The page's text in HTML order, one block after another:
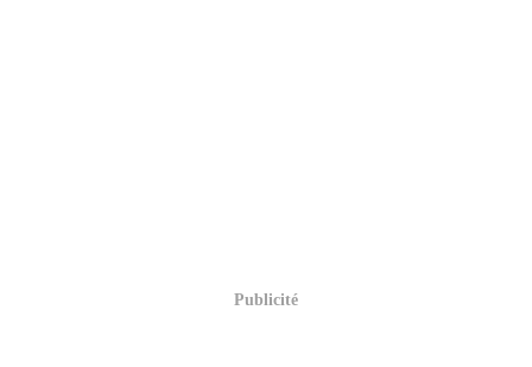
Publicité